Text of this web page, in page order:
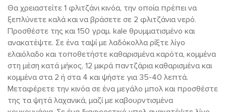
Θα χρειαστείτε 1 φλιτζάνι κινόα, την οποία πρέπει να
ξεπλύνετε καλά και να βράσετε σε 2 φλιτζάνια νερό.
Προσθέστε της και 150 γραμ. kale θρυμματισμένο και
ανακατέψτε. Σε ένα ταψί με λαδόκολλα ρίξτε λίγο
ελαιόλαδο και τοποθετήστε καθαρισμένα καρότα, κομμένα
στη μέση κατά μήκος, 12 μικρά παντζάρια καθαρισμένα και
κομμένα στα 2 ή στα 4 και ψήστε για 35-40 λεπτά.
Μεταφέρετε την κινόα σε ένα μεγάλο μπολ και προσθέστε
της τα ψητά λαχανικά, μαζί με καβουρντισμένα